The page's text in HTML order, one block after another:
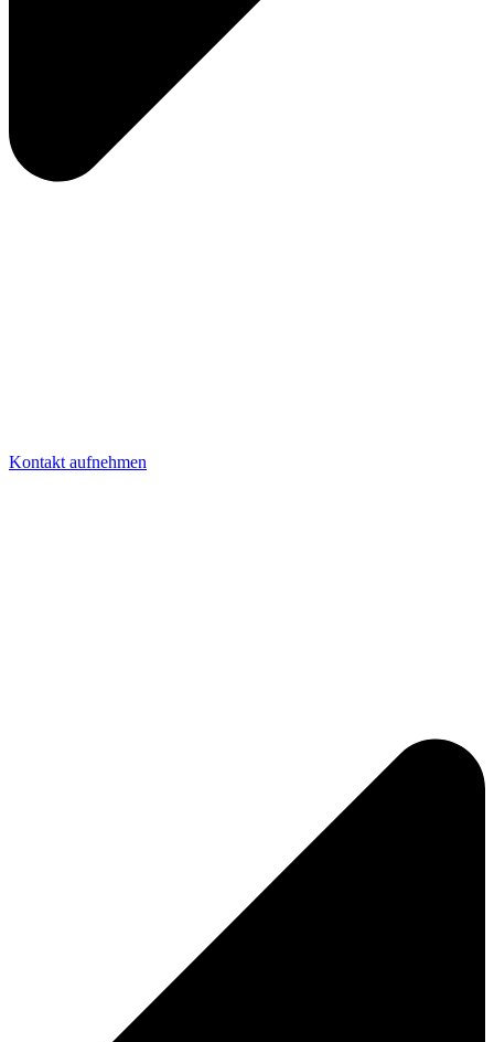
Kontakt aufnehmen